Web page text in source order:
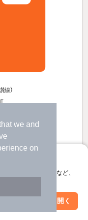
we and
on
部屋探し
索やお気に入り保存など、
アプリを開く
線）
絞り込み条件を変更